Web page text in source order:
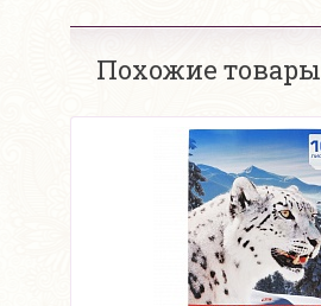
Похожие товары